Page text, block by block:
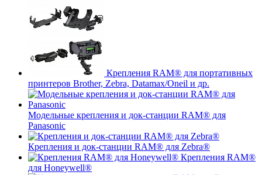
Крепления RAM® для портативных
принтеров Brother, Zebra, Datamax/Oneil и др.
Модельные крепления и док-станции RAM® для
Panasonic
Крепления и док-станции RAM® для Zebra®
Крепления RAM®
для Honeywell®